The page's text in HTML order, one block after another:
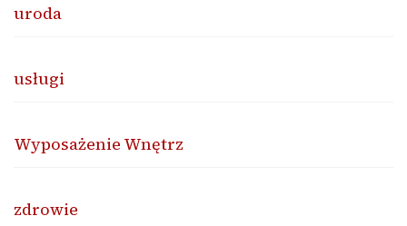
uroda
usługi
Wyposażenie Wnętrz
zdrowie